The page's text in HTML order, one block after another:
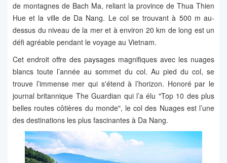
de montagnes de Bach Ma, reliant la province de Thua Thien
Hue et la ville de Da Nang. Le col se trouvant à 500 m au-
dessus du niveau de la mer et à environ 20 km de long est un
défi agréable pendant le voyage au Vietnam.
Cet endroit offre des paysages magnifiques avec les nuages
blancs toute l’année au sommet du col. Au pied du col, se
trouve l’immense mer qui s'étend à l’horizon. Honoré par le
journal britannique The Guardian qui l’a élu "Top 10 des plus
belles routes côtières du monde", le col des Nuages est l’une
des destinations les plus fascinantes à Da Nang.